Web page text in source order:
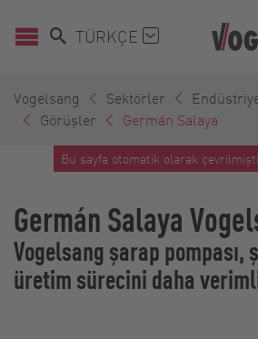
TÜRKÇE
Vogelsang Sektörler
Görüşler
Germán Salaya
Bu sayfa otomatik olarak
Germán Salaya
Vogelsang şarap pompası,
üretim sürecini daha